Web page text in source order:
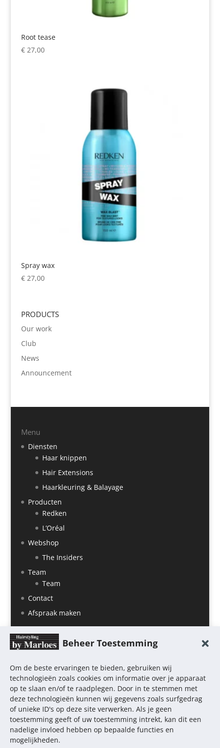
Beheer Toestemming
Om de beste ervaringen te bieden, gebruiken wij
technologieën zoals cookies om informatie over je apparaat
op te slaan en/of te raadplegen. Door in te stemmen met
deze technologieën kunnen wij gegevens zoals surfgedrag
of unieke ID's op deze site verwerken. Als je geen
toestemming geeft of uw toestemming intrekt, kan dit een
nadelige invloed hebben op bepaalde functies en
mogelijkheden.
Root tease
€27,00
Spray wax
€27,00
PRODUCTS
Our work
Club
News
Announcement
Menu
Diensten
Haar knippen
Hair Extensions
Haarkleuring & Balayage
Producten
Redken
L’Oréal
Webshop
The Insiders
Team
Team
Contact
Afspraak maken
Home